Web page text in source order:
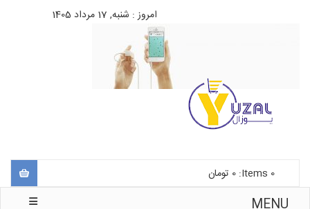
امروز : شنبه, 17 مرداد 1405
0
Items:
0 تومان
MENU